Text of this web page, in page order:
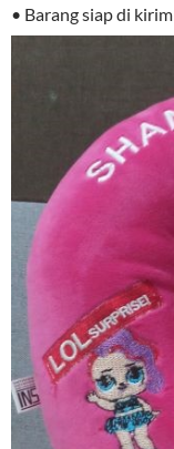
• Barang siap di kirim